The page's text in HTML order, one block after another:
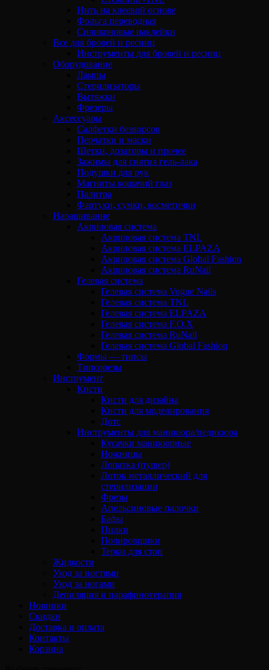
Нить на клеевой основе
Фольга переводная
Силиконовые наклейки
Все для бровей и ресниц
Инструменты для бровей и ресниц
Оборудование
Лампы
Стерилизаторы
Вытяжки
Фрезеры
Аксессуары
Салфетки безворсов
Перчатки и маски
Щетки, дозаторы и прочее
Зажимы для снятия гель-лака
Подушки для рук
Магниты кошачий глаз
Палитра
Фартуки, сумки, косметички
Наращивание
Акриловая система
Акриловая система TNL
Акриловая система ELPAZA
Акриловая система Global Fashion
Акриловая система RuNail
Гелевая система
Гелевая система Vogue Nails
Гелевая система TNL
Гелевая система ELPAZA
Гелевая система F.O.X
Гелевая система RuNail
Гелевая система Global Fashion
Формы — типсы
Типсорезы
Инструмент
Кисти
Кисти для дизайна
Кисти для моделирования
Дотс
Инструменты для маникюра/педикюра
Кусачки маникюрные
Ножницы
Лопатка (пушер)
Лоток металлический для
стерилизации
Фрезы
Апельсиновые палочки
Бафы
Пилки
Полировщики
Терки для стоп
Жидкости
Уход за ногтями
Уход за ногами
Депиляция и парафинотерапия
Новинки
Скидки
Доставка и оплата
Контакты
Корзина